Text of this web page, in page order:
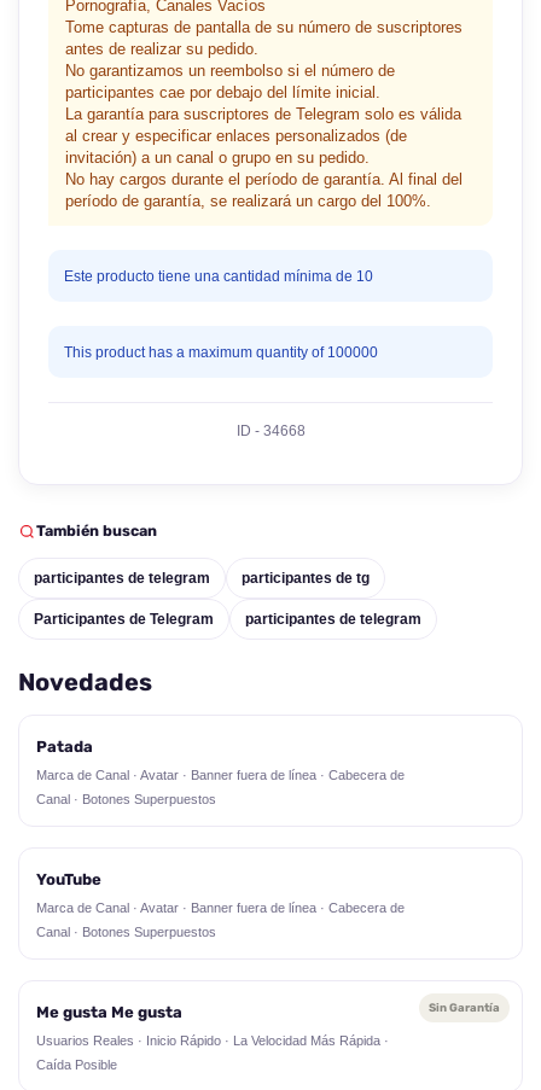
Pornografía, Canales Vacíos
Tome capturas de pantalla de su número de suscriptores
antes de realizar su pedido.
No garantizamos un reembolso si el número de
participantes cae por debajo del límite inicial.
La garantía para suscriptores de Telegram solo es válida
al crear y especificar enlaces personalizados (de
invitación) a un canal o grupo en su pedido.
No hay cargos durante el período de garantía. Al final del
período de garantía, se realizará un cargo del 100%.
Este producto tiene una cantidad mínima de 10
This product has a maximum quantity of 100000
ID - 34668
También buscan
participantes de telegram participantes de tg
Participantes de Telegram participantes de telegram
Novedades
Patada
Marca de Canal · Avatar · Banner fuera de línea · Cabecera de
Canal · Botones Superpuestos
YouTube
Marca de Canal · Avatar · Banner fuera de línea · Cabecera de
Canal · Botones Superpuestos
Sin Garantía
Me gusta Me gusta
Usuarios Reales · Inicio Rápido · La Velocidad Más Rápida ·
Caída Posible